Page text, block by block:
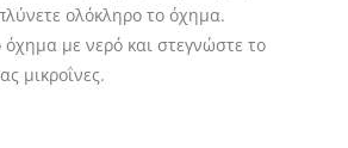
ολόκληρο το όχημα.
όχημα με νερό και στεγνώστε το
μικροΐνες.